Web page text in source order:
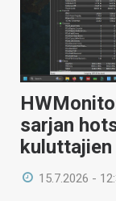
VAIHDA TEEMA
HAKU
sarjan
15.7.2026 -